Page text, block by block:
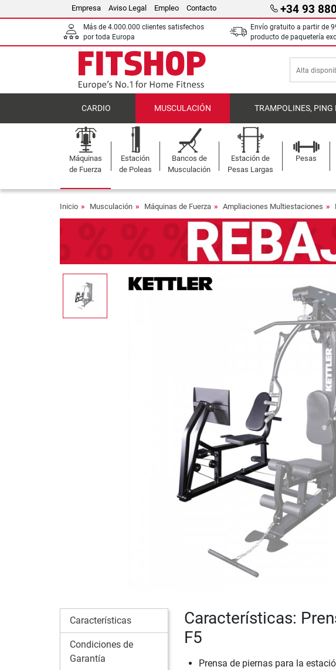
Empresa Aviso Legal Empleo Contacto +34 93
Más de 4.000.000 clientes satisfechos
por toda Europa
Envío gratuito a partir de
producto de paquetería
CARDIO MUSCULACIÓN TRAMPOLINES, PING
Máquinas
de Fuerza
Estación
de Poleas
Bancos de
Musculación
Estación de
Pesas Largas
Pesas
Inicio Musculación Máquinas de Fuerza Ampliaciones Multiestaciones
Características
Condiciones de
Garantía
Características:
F5
Prensa de piernas para la